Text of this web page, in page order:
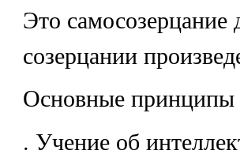
Это
созерцании
Основные
. Учение об